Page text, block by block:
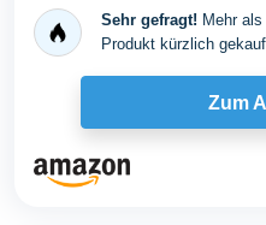
Huhn...
Sehr gefragt! Mehr
Produkt kürzlich
Zum